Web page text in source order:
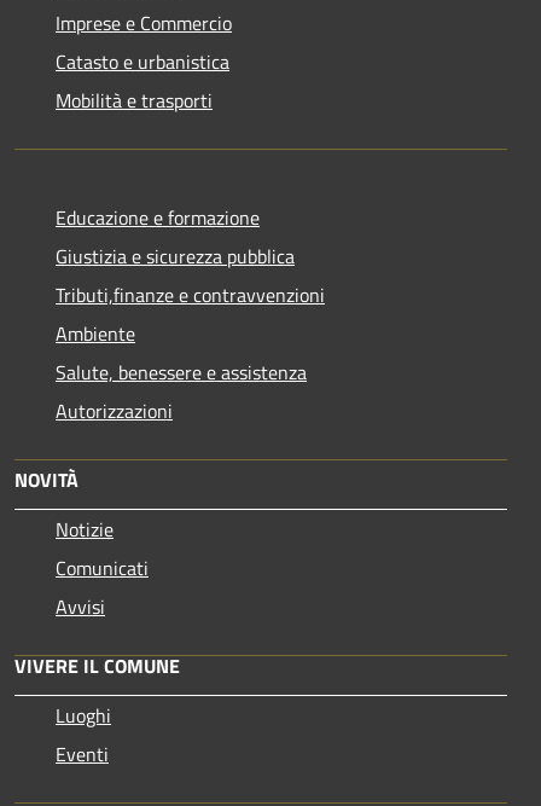
Imprese e Commercio
Catasto e urbanistica
Mobilità e trasporti
Educazione e formazione
Giustizia e sicurezza pubblica
Tributi,finanze e contravvenzioni
Ambiente
Salute, benessere e assistenza
Autorizzazioni
NOVITÀ
Notizie
Comunicati
Avvisi
VIVERE IL COMUNE
Luoghi
Eventi